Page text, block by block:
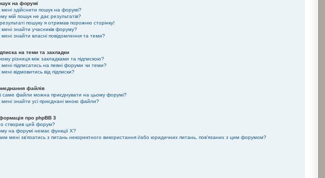
на форумі
мені здійснити пошук на форумі?
мій пошук не дає результатів?
пошуку я отримав порожню сторінку!
мені знайти учасників форуму?
мені знайти власні повідомлення та теми?
на теми та закладки
різниця між закладками та підпискою?
мені підписатись на певні форуми чи теми?
мені відмовитись від підписки?
файлів
саме файли можна приєднувати на цьому форумі?
мені знайти усі приєднані мною файли?
про phpBB 3
створив цей форум?
на форумі немає функції X?
мені зв'язатись з питань некоректного використання і/або юридичних питань, пов'язаних з цим форумом?